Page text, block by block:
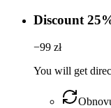
Discount
−99 zł
You will get